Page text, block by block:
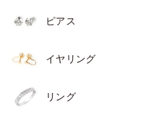
ピアス
イヤリング
リング